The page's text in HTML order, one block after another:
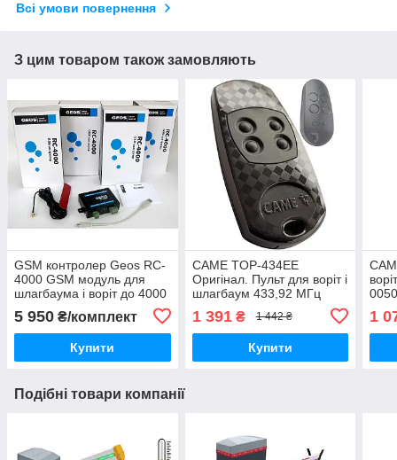
Всі умови повернення
З цим товаром також замовляють
GSM контролер Geos RC-
4000 GSM модуль для
шлагбаума і воріт до 4000
5 950 ₴/комплект
Купити
CAME TOP-434EE
Оригінал. Пульт для воріт і
шлагбаум 433,92 МГц
1 391₴ 1 442 ₴
Купити
1
Подібні товари компанії